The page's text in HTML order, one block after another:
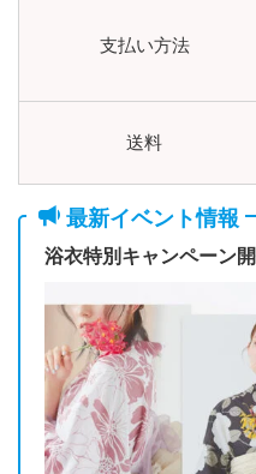
支払い方法
送料
最新イベント情報
浴衣特別キャンペーン開